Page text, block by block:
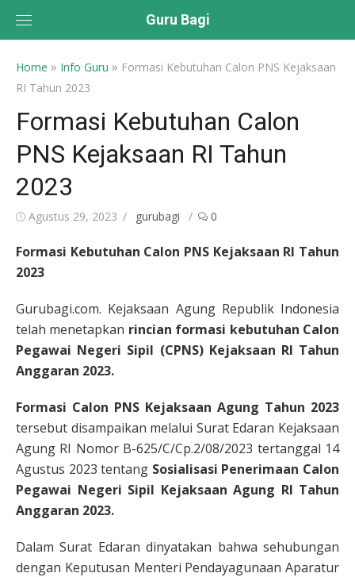
Guru Bagi
Home » Info Guru » Formasi Kebutuhan Calon PNS Kejaksaan
RI Tahun 2023
Formasi Kebutuhan Calon
PNS Kejaksaan RI Tahun
2023
Posted
Agustus 29, 2023 Author
gurubagi 0
Formasi Kebutuhan Calon PNS Kejaksaan RI Tahun
2023
Gurubagi.com. Kejaksaan Agung Republik Indonesia
telah menetapkan rincian formasi kebutuhan Calon
Pegawai Negeri Sipil (CPNS) Kejaksaan RI Tahun
Anggaran 2023.
Formasi Calon PNS Kejaksaan Agung Tahun 2023
tersebut disampaikan melalui Surat Edaran Kejaksaan
Agung RI Nomor B-625/C/Cp.2/08/2023 tertanggal 14
Agustus 2023 tentang Sosialisasi Penerimaan Calon
Pegawai Negeri Sipil Kejaksaan Agung RI Tahun
Anggaran 2023.
Dalam Surat Edaran dinyatakan bahwa sehubungan
dengan Keputusan Menteri Pendayagunaan Aparatur